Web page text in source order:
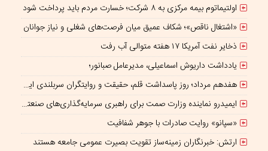
اولتیماتوم بیمه مرکزی به ۸ شرکت؛ خسارت مردم باید پرداخت شود
«اشتغال ناقص»؛ شکاف عمیق میان فرصت‌های شغلی و نیاز جوانان
ذخایر نفت آمریکا ۱۷ هفته متوالی آب رفت
یادداشت داریوش اسماعیلی، مدیرعامل صبانور؛
هفدهم مرداد؛ روز پاسداشت قلم، حقیقت و روایتگران سربلندی ایران
ایمیدرو نماینده وزارت صمت برای راهبری سرمایه‌گذاری‌های صنعتی و معدنی در چارچوب همکاری‌های ایران و چین؛
«سپانو» روایت صادرات با جوهر شفافیت
ارتش: خبرنگاران زمینه‌ساز تقویت بصیرت عمومی جامعه هستند